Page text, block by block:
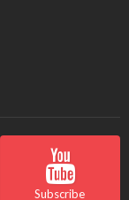
Subscribe